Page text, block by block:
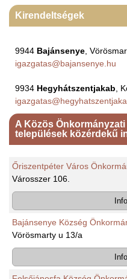
Kirendeltségek
9944 Bajánsenye,
igazgatas@bajansenye.hu
9934 Hegyhátszentjakab,
A Közös
települések közérdekű
Őriszentpéter Város
Városszer 106.
Bajánsenye Község
Vörösmarty u 13/a